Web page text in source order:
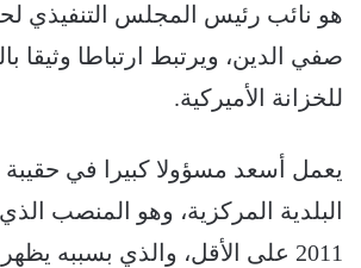
هو نائب رئيس المجلس التنفيذي
صفي الدين، ويرتبط ارتباطا وثيقا
للخزانة الأميركية.
يعمل أسعد مسؤولا كبيرا في
البلدية المركزية، وهو المنصب
2011 على الأقل، والذي بسببه